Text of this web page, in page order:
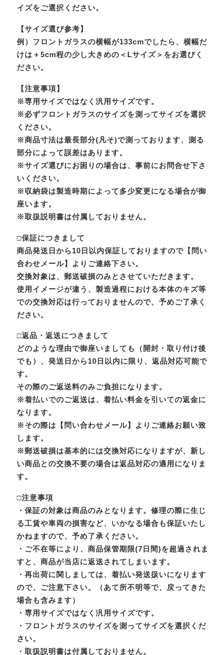
イズをご選択ください。
【サイズ選び参考】
例）フロントガラスの横幅が133cmでしたら、横幅だ
けは＋5cm程の少し大きめの＜Lサイズ＞をお選びく
ださい。
【注意事項】
※専用サイズではなく汎用サイズです。
※必ずフロントガラスのサイズを測ってサイズを選択
ください。
※商品寸法は最長部分(凡そ)で測っております、測る
部分によって誤差はあります。
※サイズ選びにお困りの場合は、事前にお問合せ下さ
いください。
※収納袋は製造時期によって多少変更になる場合が御
座います。
※取扱説明書は付属しておりません。
□保証につきまして
商品発送日から10日以内保証しておりますので【問い
合わせメール】よりご連絡下さい。
交換対象は、郵送破損のみとさせていただきます。
使用イメージが違う、製造過程における本体のキズ等
での交換対応は行っておりませんので、予めご了承く
ださい。
□返品・返送につきまして
どのような理由で御座いましても（開封・取り付け後
でも）、発送日から10日以内に限り、返品対応可能で
す。
その際のご返送料のみご負担になります。
※着払いでのご返送は、着払い料金を引いての返金に
なります。
※その際は【問い合わせメール】よりご連絡お願い致
します。
※郵送破損は基本的には交換対応になりますが、新し
い商品との交換不要の場合は返品対応の適用になりま
す。
□注意事項
・保証の対象は商品のみとなります。修理の際に生じ
る工賃や車両の損害など、いかなる場合も保証いたし
かねますので、予め了承ください。
・ご不在等により、商品保管期限(7日間)を超過されま
すと、商品が当店に返送されてしまいます。
・再出荷に関しましては、着払い発送扱いになります
ので、ご注意下さい。（あて所不明等で、戻ってきた
場合も含みます）
・専用サイズではなく汎用サイズです。
・フロントガラスのサイズを測ってサイズを選択くだ
さい。
・取扱説明書は付属しておりません。